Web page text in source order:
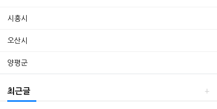
시흥시
오산시
양평군
최근글